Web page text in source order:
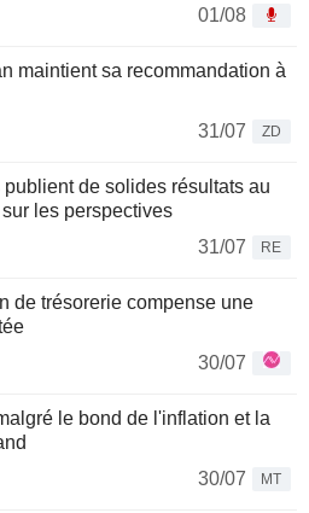
01/08
maintient sa recommandation à
31/07
ZD
de solides résultats au
les perspectives
31/07
RE
de trésorerie compense une
30/07
le bond de l'inflation et la
30/07
MT